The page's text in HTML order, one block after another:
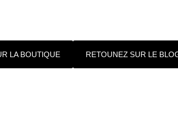
LA BOUTIQUE RETOUNEZ SUR LE